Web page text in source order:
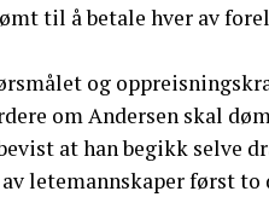
til å betale hver av
og
om Andersen skal
at han begikk selve
letemannskaper først